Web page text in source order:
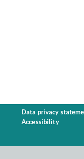
Data privacy
Accessibility